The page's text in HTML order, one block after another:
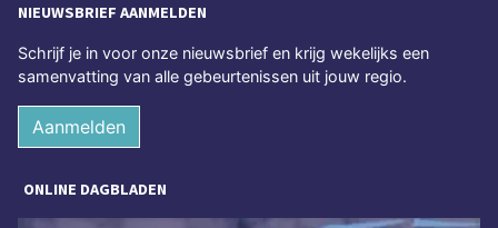
NIEUWSBRIEF AANMELDEN
Schrijf je in voor onze nieuwsbrief en krijg wekelijks een
samenvatting van alle gebeurtenissen uit jouw regio.
Aanmelden
ONLINE DAGBLADEN